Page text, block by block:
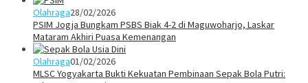
Olahraga28/02/2026
PSIM Jogja Bungkam PSBS Biak 4-2 di Maguwoharjo, Laskar
Mataram Akhiri Puasa Kemenangan
Olahraga01/02/2026
MLSC Yogyakarta Bukti Kekuatan Pembinaan Sepak Bola Putri: